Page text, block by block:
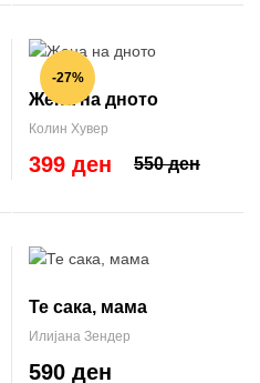
-27%
Жена на дното
Колин Хувер
550 ден
399 ден
Те сака, мама
Илијана Зендер
590 ден